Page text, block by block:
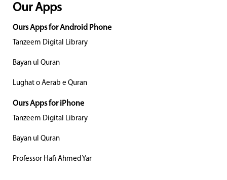
Our Apps
Ours Apps for Android Phone
Tanzeem Digital Library
Bayan ul Quran
Lughat o Aerab e Quran
Ours Apps for iPhone
Tanzeem Digital Library
Bayan ul Quran
Professor Hafi Ahmed Yar